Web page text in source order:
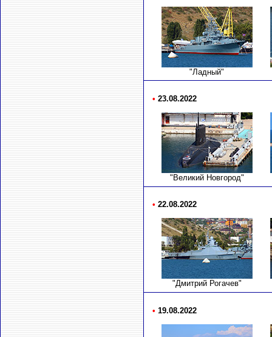
"Ладный"
• 23.08.2022
"Великий Новгород"
• 22.08.2022
"Дмитрий Рогачев"
• 19.08.2022